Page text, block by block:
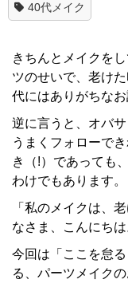
40代メイク
きちんとメイクを
ツのせいで、老け
代にはありがちなお
逆に言うと、オバ
うまくフォローで
き（!）であっても
わけでもあります。
「私のメイクは、
なさま、こんにち
今回は「ここを怠
る、パーツメイクの